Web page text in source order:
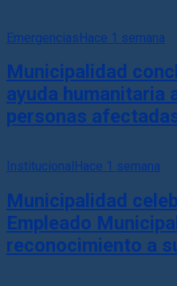
EmergenciasHace 1 semana
Municipalidad
ayuda humanitaria
personas
Institucional Hace 1 semana
Municipalidad
Empleado
reconocimiento a